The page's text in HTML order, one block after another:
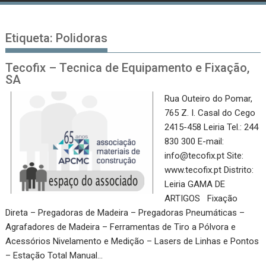
Etiqueta: Polidoras
Tecofix – Tecnica de Equipamento e Fixação,
SA
Rua Outeiro do Pomar,
765 Z. I. Casal do Cego
2415-458 Leiria Tel.: 244
830 300 E-mail:
info@tecofix.pt Site:
www.tecofix.pt Distrito:
Leiria GAMA DE
ARTIGOS Fixação
Direta – Pregadoras de Madeira – Pregadoras Pneumáticas –
Agrafadores de Madeira – Ferramentas de Tiro a Pólvora e
Acessórios Nivelamento e Medição – Lasers de Linhas e Pontos
– Estação Total Manual…